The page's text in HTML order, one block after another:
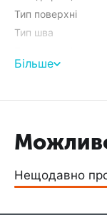
Тип поверхні
Тип шва
Більше
Нещодавно